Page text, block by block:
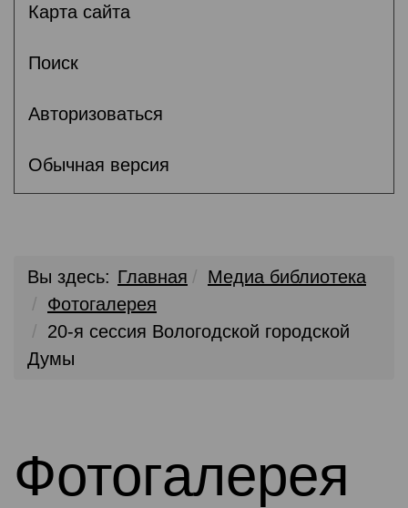
Карта сайта
Поиск
Авторизоваться
Обычная версия
Вы здесь: Главная
Медиа библиотека
Фотогалерея
20-я сессия Вологодской городской
Думы
Фотогалерея